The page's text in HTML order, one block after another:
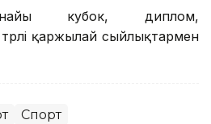
кубок, диплом,
қаржылай сыйлықтармен
Спорт